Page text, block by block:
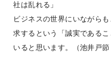
社は乱れる」
ビジネスの世界にいながら
求するという「誠実である
いると思います。（池井戸節